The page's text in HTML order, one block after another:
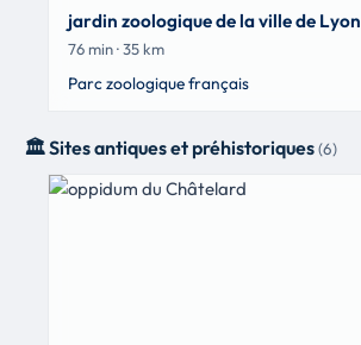
jardin zoologique de la ville de Lyon
76 min · 35 km
Parc zoologique français
🏛️ Sites antiques et préhistoriques(6)